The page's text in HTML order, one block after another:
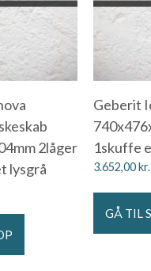
2låger
lysgrå
Geberit
1skuffe
3.652,00kr.
GÅ TIL